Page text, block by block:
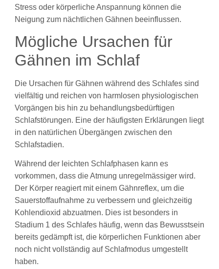
Stress oder körperliche Anspannung können die
Neigung zum nächtlichen Gähnen beeinflussen.
Mögliche Ursachen für
Gähnen im Schlaf
Die Ursachen für Gähnen während des Schlafes sind
vielfältig und reichen von harmlosen physiologischen
Vorgängen bis hin zu behandlungsbedürftigen
Schlafstörungen. Eine der häufigsten Erklärungen liegt
in den natürlichen Übergängen zwischen den
Schlafstadien.
Während der leichten Schlafphasen kann es
vorkommen, dass die Atmung unregelmässiger wird.
Der Körper reagiert mit einem Gähnreflex, um die
Sauerstoffaufnahme zu verbessern und gleichzeitig
Kohlendioxid abzuatmen. Dies ist besonders in
Stadium 1 des Schlafes häufig, wenn das Bewusstsein
bereits gedämpft ist, die körperlichen Funktionen aber
noch nicht vollständig auf Schlafmodus umgestellt
haben.